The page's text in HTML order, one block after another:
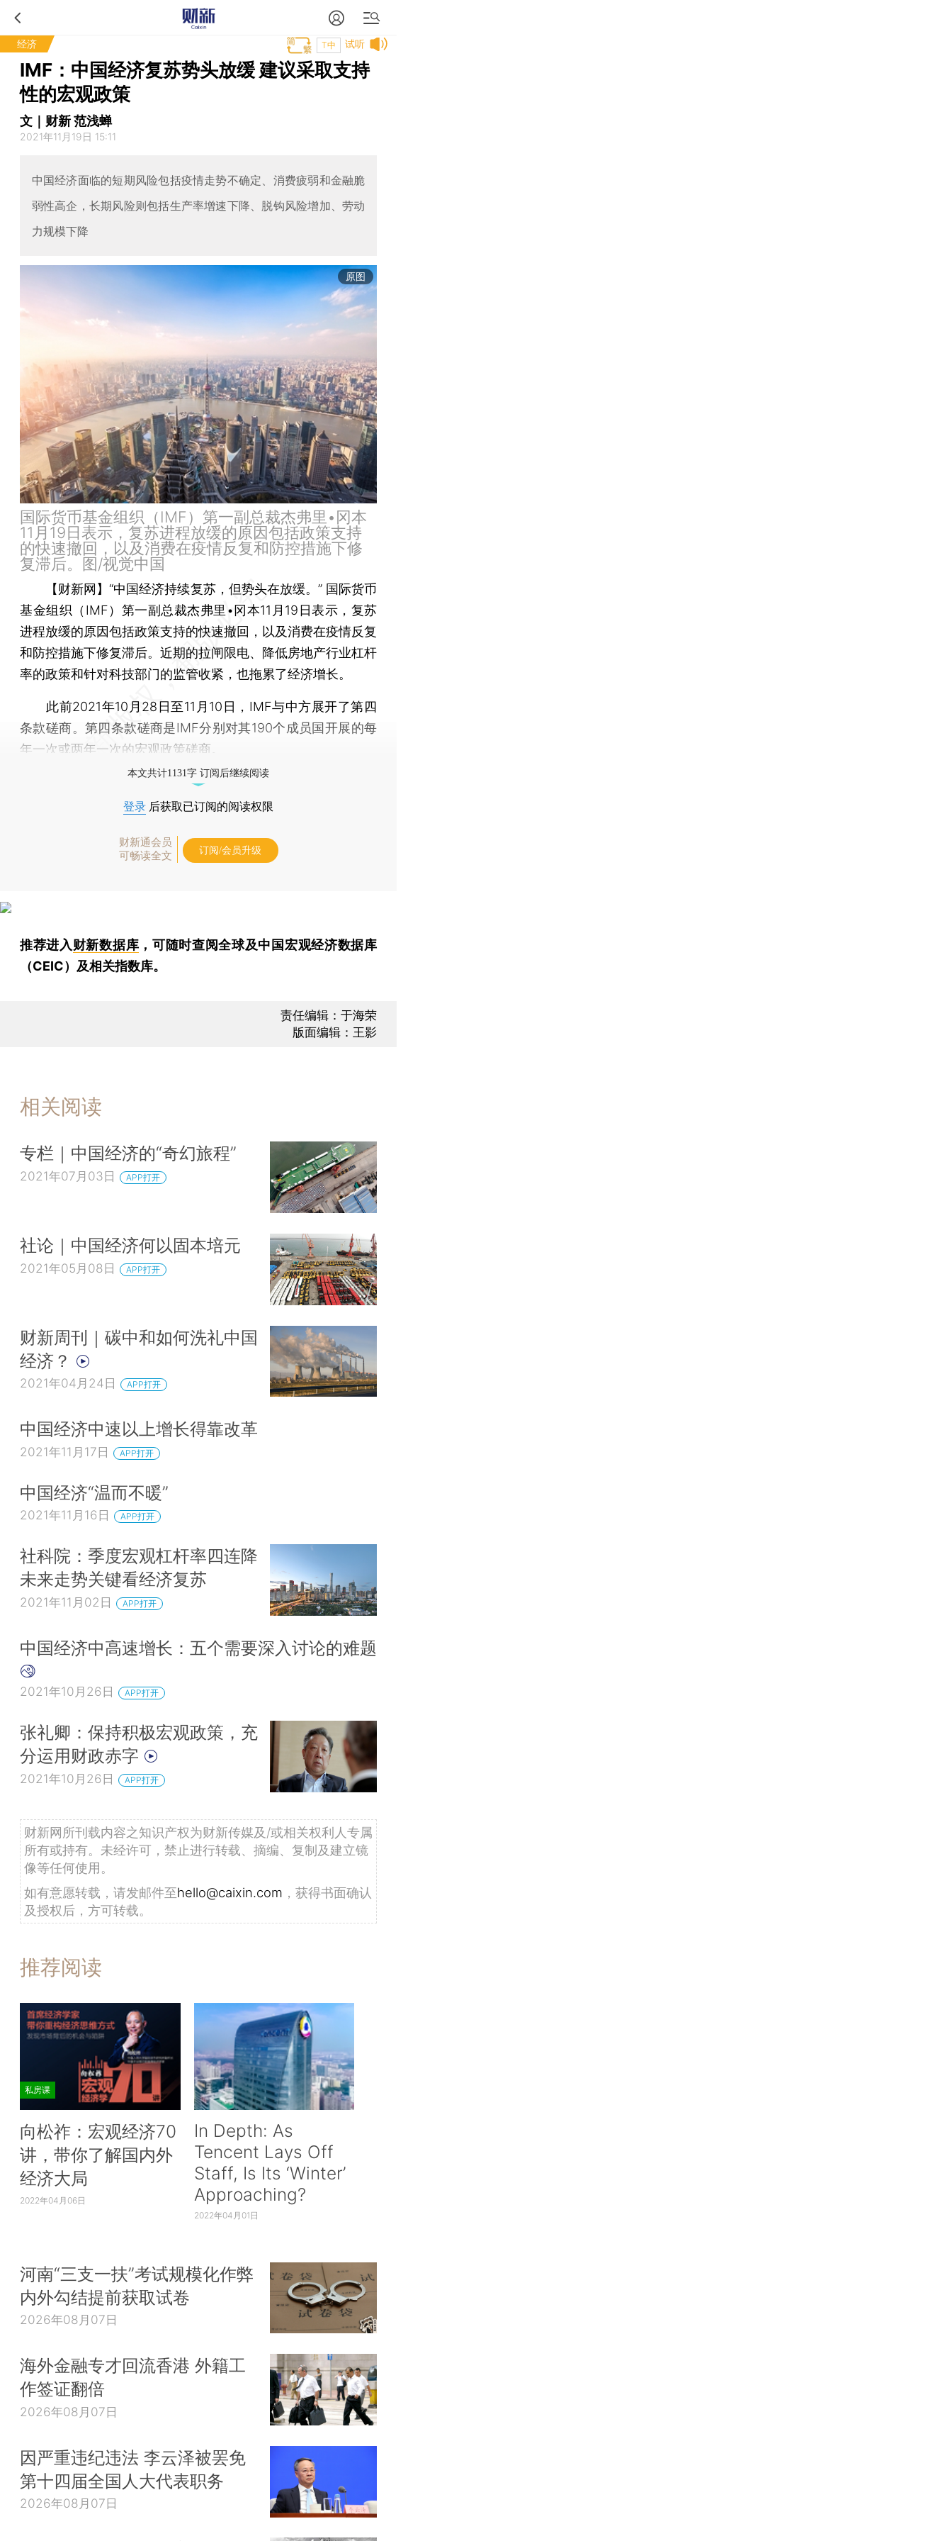
经济 试听
T中
IMF：中国经济复苏势头放缓 建议采取支持
性的宏观政策
文｜财新 范浅蝉
2021年11月19日 15:11
中国经济面临的短期风险包括疫情走势不确定、消费疲弱和金融脆
弱性高企，长期风险则包括生产率增速下降、脱钩风险增加、劳动
力规模下降
原图
国际货币基金组织（IMF）第一副总裁杰弗里•冈本
11月19日表示，复苏进程放缓的原因包括政策支持
的快速撤回，以及消费在疫情反复和防控措施下修
复滞后。图/视觉中国
【财新网】“中国经济持续复苏，但势头在放缓。” 国际货币
基金组织（IMF）第一副总裁杰弗里•冈本11月19日表示，复苏
进程放缓的原因包括政策支持的快速撤回，以及消费在疫情反复
和防控措施下修复滞后。近期的拉闸限电、降低房地产行业杠杆
率的政策和针对科技部门的监管收紧，也拖累了经济增长。
此前2021年10月28日至11月10日，IMF与中方展开了第四
条款磋商。第四条款磋商是IMF分别对其190个成员国开展的每
年一次或两年一次的宏观政策磋商。
本文共计1131字 订阅后继续阅读
登录 后获取已订阅的阅读权限
财新通会员
可畅读全文
订阅/会员升级
推荐进入财新数据库 ，可随时查阅全球及中国宏观经济数据库
（CEIC）及相关指数库。
责任编辑：于海荣
版面编辑：王影
相关阅读
专栏｜中国经济的“奇幻旅程”
2021年07月03日 APP打开
社论｜中国经济何以固本培元
2021年05月08日 APP打开
财新周刊｜碳中和如何洗礼中国
经济？
2021年04月24日 APP打开
中国经济中速以上增长得靠改革
2021年11月17日 APP打开
中国经济“温而不暖”
2021年11月16日 APP打开
社科院：季度宏观杠杆率四连降
未来走势关键看经济复苏
2021年11月02日 APP打开
中国经济中高速增长：五个需要深入讨论的难题
2021年10月26日 APP打开
张礼卿：保持积极宏观政策，充
分运用财政赤字
2021年10月26日 APP打开
财新网所刊载内容之知识产权为财新传媒及/或相关权利人专属
所有或持有。未经许可，禁止进行转载、摘编、复制及建立镜
像等任何使用。
如有意愿转载，请发邮件至hello@caixin.com ，获得书面确认
及授权后，方可转载。
推荐阅读
私房课
向松祚：宏观经济70
讲，带你了解国内外
经济大局
2022年04月06日
In Depth: As
Tencent Lays Off
Staff, Is Its ‘Winter’
Approaching?
2022年04月01日
河南“三支一扶”考试规模化作弊
内外勾结提前获取试卷
2026年08月07日
海外金融专才回流香港 外籍工
作签证翻倍
2026年08月07日
因严重违纪违法 李云泽被罢免
第十四届全国人大代表职务
2026年08月07日